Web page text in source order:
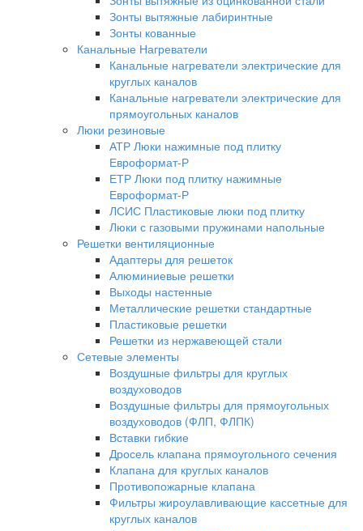
Зонты вытяжные лабиринтные
Зонты кованные
Канальные Нагреватели
Канальные нагреватели электрические для
круглых каналов
Канальные нагреватели электрические для
прямоугольных каналов
Люки резиновые
АТР Люки нажимные под плитку
Евроформат-Р
ЕТР Люки под плитку нажимные
Евроформат-Р
ЛСИС Пластиковые люки под плитку
Люки с газовыми пружинами напольные
Решетки вентиляционные
Адаптеры для решеток
Алюминиевые решетки
Выходы настенные
Металлические решетки стандартные
Пластиковые решетки
Решетки из нержавеющей стали
Сетевые элементы
Воздушные фильтры для круглых
воздуховодов
Воздушные фильтры для прямоугольных
воздуховодов (ФЛП, ФЛПК)
Вставки гибкие
Дросель клапана прямоугольного сечения
Клапана для круглых каналов
Противопожарные клапана
Фильтры жироулавливающие кассетные для
круглых каналов